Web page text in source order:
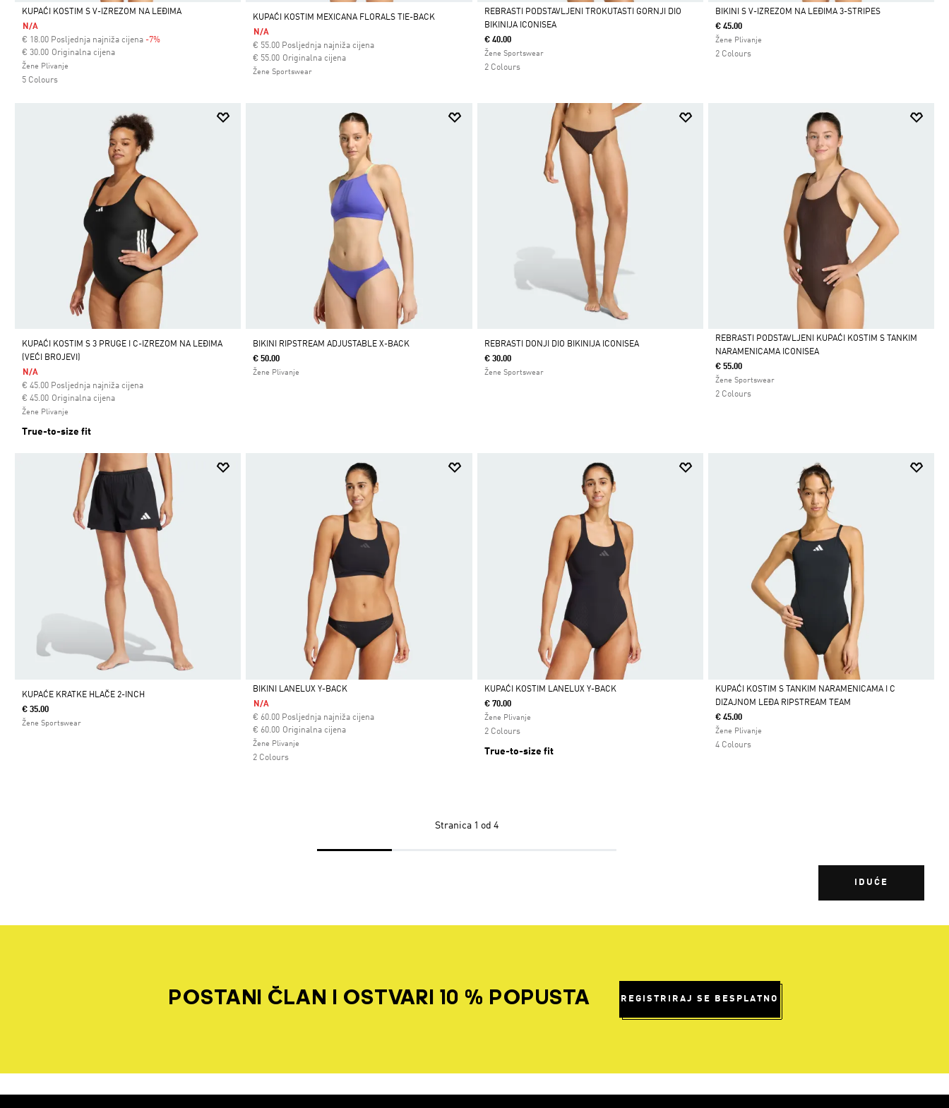
Da
KUPAĆI KOSTIM S V-IZREZOM NA LEĐIMA
N/A
€ 18.00 Posljednja najniža cijena -7%
Originalna cijena
Cijena umanjena od
€ 30.00za
Žene Plivanje
5 Colours
KUPAĆI KOSTIM MEXICANA FLORALS TIE-BACK
N/A
€ 55.00 Posljednja najniža cijena
Originalna cijena
Cijena umanjena od
€ 55.00za
Žene Sportswear
Da
REBRASTI PODSTAVLJENI TROKUTASTI GORNJI DIO
BIKINIJA ICONISEA
€ 40.00
Žene Sportswear
2 Colours
Da
BIKINI S V-IZREZOM NA LEĐIMA 3-STRIPES
€ 45.00
Žene Plivanje
2 Colours
KUPAĆI KOSTIM S 3 PRUGE I C-IZREZOM NA LEĐIMA
(VEĆI BROJEVI)
N/A
€ 45.00 Posljednja najniža cijena
Originalna cijena
Cijena umanjena od
€ 45.00za
Žene Plivanje
True-to-size fit
BIKINI RIPSTREAM ADJUSTABLE X-BACK
€ 50.00
Žene Plivanje
REBRASTI DONJI DIO BIKINIJA ICONISEA
€ 30.00
Žene Sportswear
Da
REBRASTI PODSTAVLJENI KUPAĆI KOSTIM S TANKIM
NARAMENICAMA ICONISEA
€ 55.00
Žene Sportswear
2 Colours
KUPAĆE KRATKE HLAČE 2-INCH
€ 35.00
Žene Sportswear
Da
BIKINI LANELUX Y-BACK
N/A
€ 60.00 Posljednja najniža cijena
Originalna cijena
Cijena umanjena od
€ 60.00za
Žene Plivanje
2 Colours
Da
KUPAĆI KOSTIM LANELUX Y-BACK
€ 70.00
Žene Plivanje
2 Colours
True-to-size fit
Da
KUPAĆI KOSTIM S TANKIM NARAMENICAMA I C
DIZAJNOM LEĐA RIPSTREAM TEAM
€ 45.00
Žene Plivanje
4 Colours
Stranica 1 od 4
IDUĆE
POSTANI ČLAN I OSTVARI 10 % POPUSTA REGISTRIRAJ SE BESPLATNO